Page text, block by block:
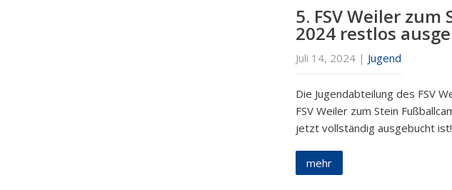
5. FSV Weiler
2024 restlos
Juli 14, 2024| Jugend
Die Jugendabteilung des FSV
FSV Weiler zum Stein
jetzt vollständig ausgebucht ist!
mehr